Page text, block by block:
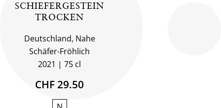
SCHIEFERGESTEIN
TROCKEN
Deutschland, Nahe
Schäfer-Fröhlich
2021
75 cl
CHF 29.50